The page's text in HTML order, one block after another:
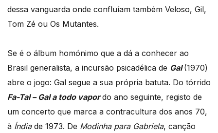
dessa vanguarda onde confluíam também Veloso, Gil,
Tom Zé ou Os Mutantes.
Se é o álbum homónimo que a dá a conhecer ao
Brasil generalista, a incursão psicadélica de Gal(1970)
abre o jogo: Gal segue a sua própria batuta. Do tórrido
Fa-Tal – Gal a todo vapordo ano seguinte, registo de
um concerto que marca a contracultura dos anos 70,
à Índia de 1973. De Modinha para Gabriela, canção